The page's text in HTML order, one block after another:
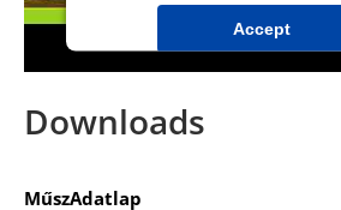
Accept
powered byUsercentrics
Downloads
MűszAdatlap